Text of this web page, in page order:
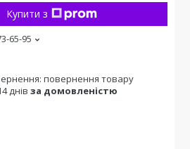
Купити з
65-95
повернення товару
днів за домовленістю